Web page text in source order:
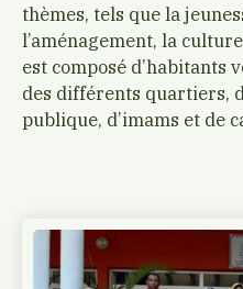
thèmes, tels que la
l’aménagement, la
est composé d’habitants
des différents quartiers,
publique, d’imams et de